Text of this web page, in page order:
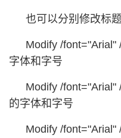
也可以分别修改标
Modify /
字体和字号
Modify /
的字体和字号
Modify /